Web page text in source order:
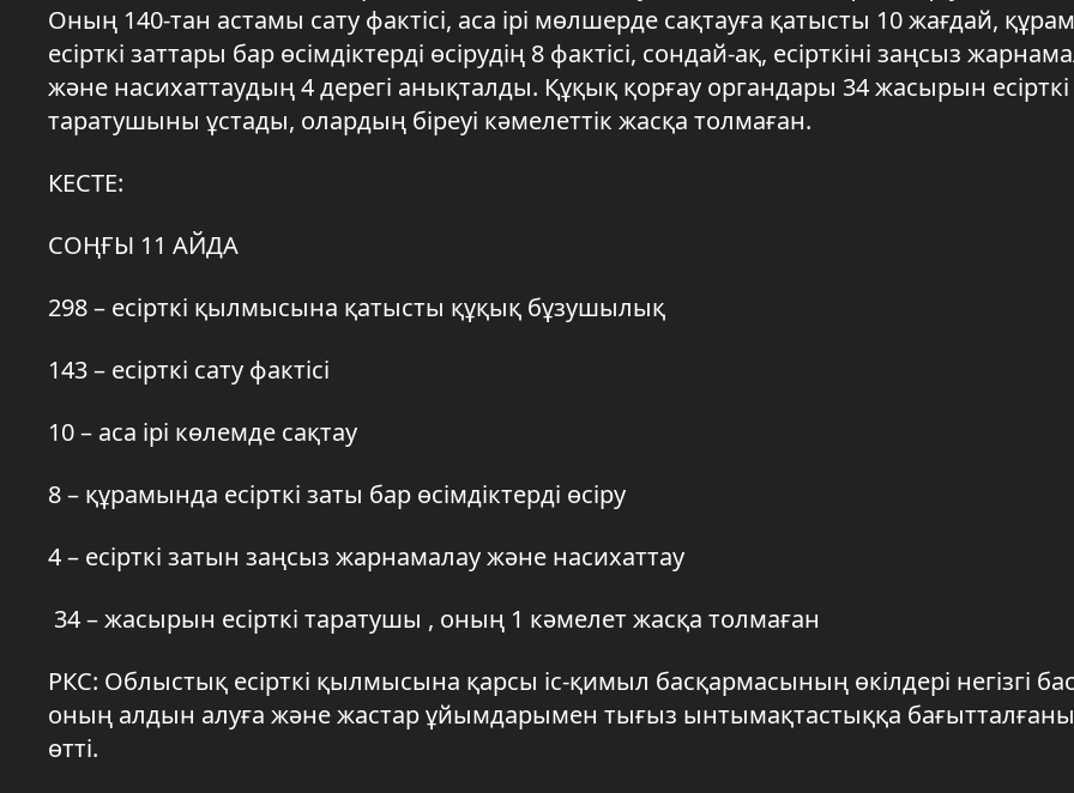
Оның 140-тан астамы сату фактісі, аса ірі мөлшерде сақтауға қатысты 10 жағдай,
есірткі заттары бар өсімдіктерді өсірудің 8 фактісі, сондай-ақ, есірткіні заңсыз
және насихаттаудың 4 дерегі анықталды. Құқық қорғау органдары 34 жасырын есірткі
таратушыны ұстады, олардың біреуі кәмелеттік жасқа толмаған.
КЕСТЕ:
СОҢҒЫ 11 АЙДА
298 – есірткі қылмысына қатысты құқық бұзушылық
143 – есірткі сату фактісі
10 – аса ірі көлемде сақтау
8 – құрамында есірткі заты бар өсімдіктерді өсіру
4 – есірткі затын заңсыз жарнамалау және насихаттау
34 – жасырын есірткі таратушы , оның 1 кәмелет жасқа толмаған
РКС: Облыстық есірткі қылмысына қарсы іс-қимыл басқармасының өкілдері негізгі
оның алдын алуға және жастар ұйымдарымен тығыз ынтымақтастыққа
өтті.